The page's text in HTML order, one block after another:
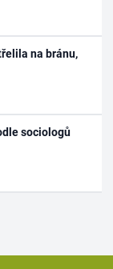
na bránu,
sociologů